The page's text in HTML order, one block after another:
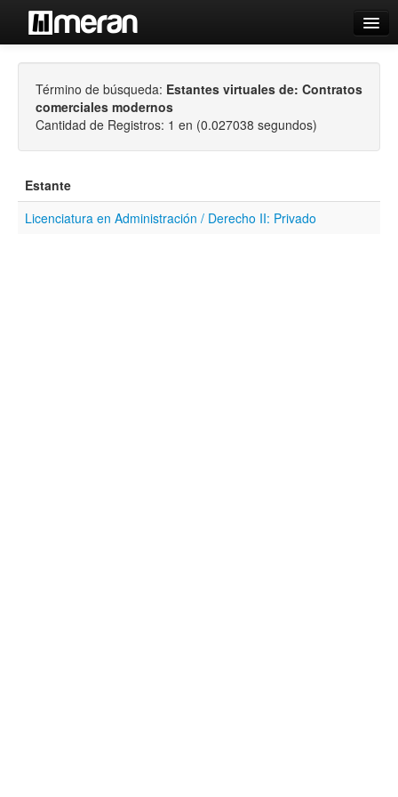
Búsqueda Avanzada
Estantes Virtuales
Contacto
Término de búsqueda: Estantes virtuales de: Contratos
comerciales modernos
Cantidad de Registros: 1 en (0.027038 segundos)
Estante
Licenciatura en Administración / Derecho II: Privado